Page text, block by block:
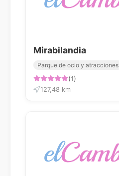
Mirabilandia
Parque de ocio y atracciones
(1)
127,48 km